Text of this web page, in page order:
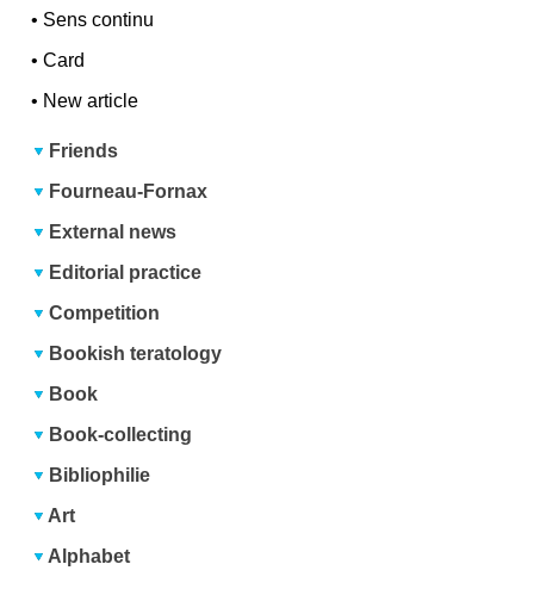
• Sens continu
•Card
• New article
Friends
Fourneau-Fornax
External news
Editorial practice
Competition
Bookish teratology
Book
Book-collecting
Bibliophilie
Art
Alphabet